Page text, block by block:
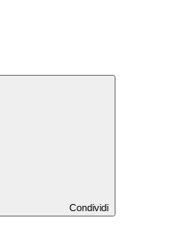
Condividi